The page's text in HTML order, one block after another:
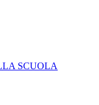
SCUOLA